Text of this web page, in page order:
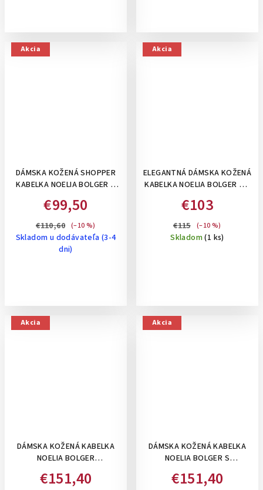
Akcia
DÁMSKA KOŽENÁ SHOPPER
KABELKA NOELIA BOLGER S
WHITE - BEŽOVÁ
€99,50
€110,60 (–10 %)
Skladom u dodávateľa (3-4
dni)
Akcia
ELEGANTNÁ DÁMSKA KOŽENÁ
KABELKA NOELIA BOLGER SO
VNÚTORNÝM ORGANIZÉROM-
ČIERNA
€103
€115 (–10 %)
Skladom(1 ks)
Akcia
DÁMSKA KOŽENÁ KABELKA
NOELIA BOLGER
STREDNÁ - ČIERNA
€151,40
Akcia
DÁMSKA KOŽENÁ KABELKA
NOELIA BOLGER S
VEĽKÁ- KOŇAKOVÁ
€151,40